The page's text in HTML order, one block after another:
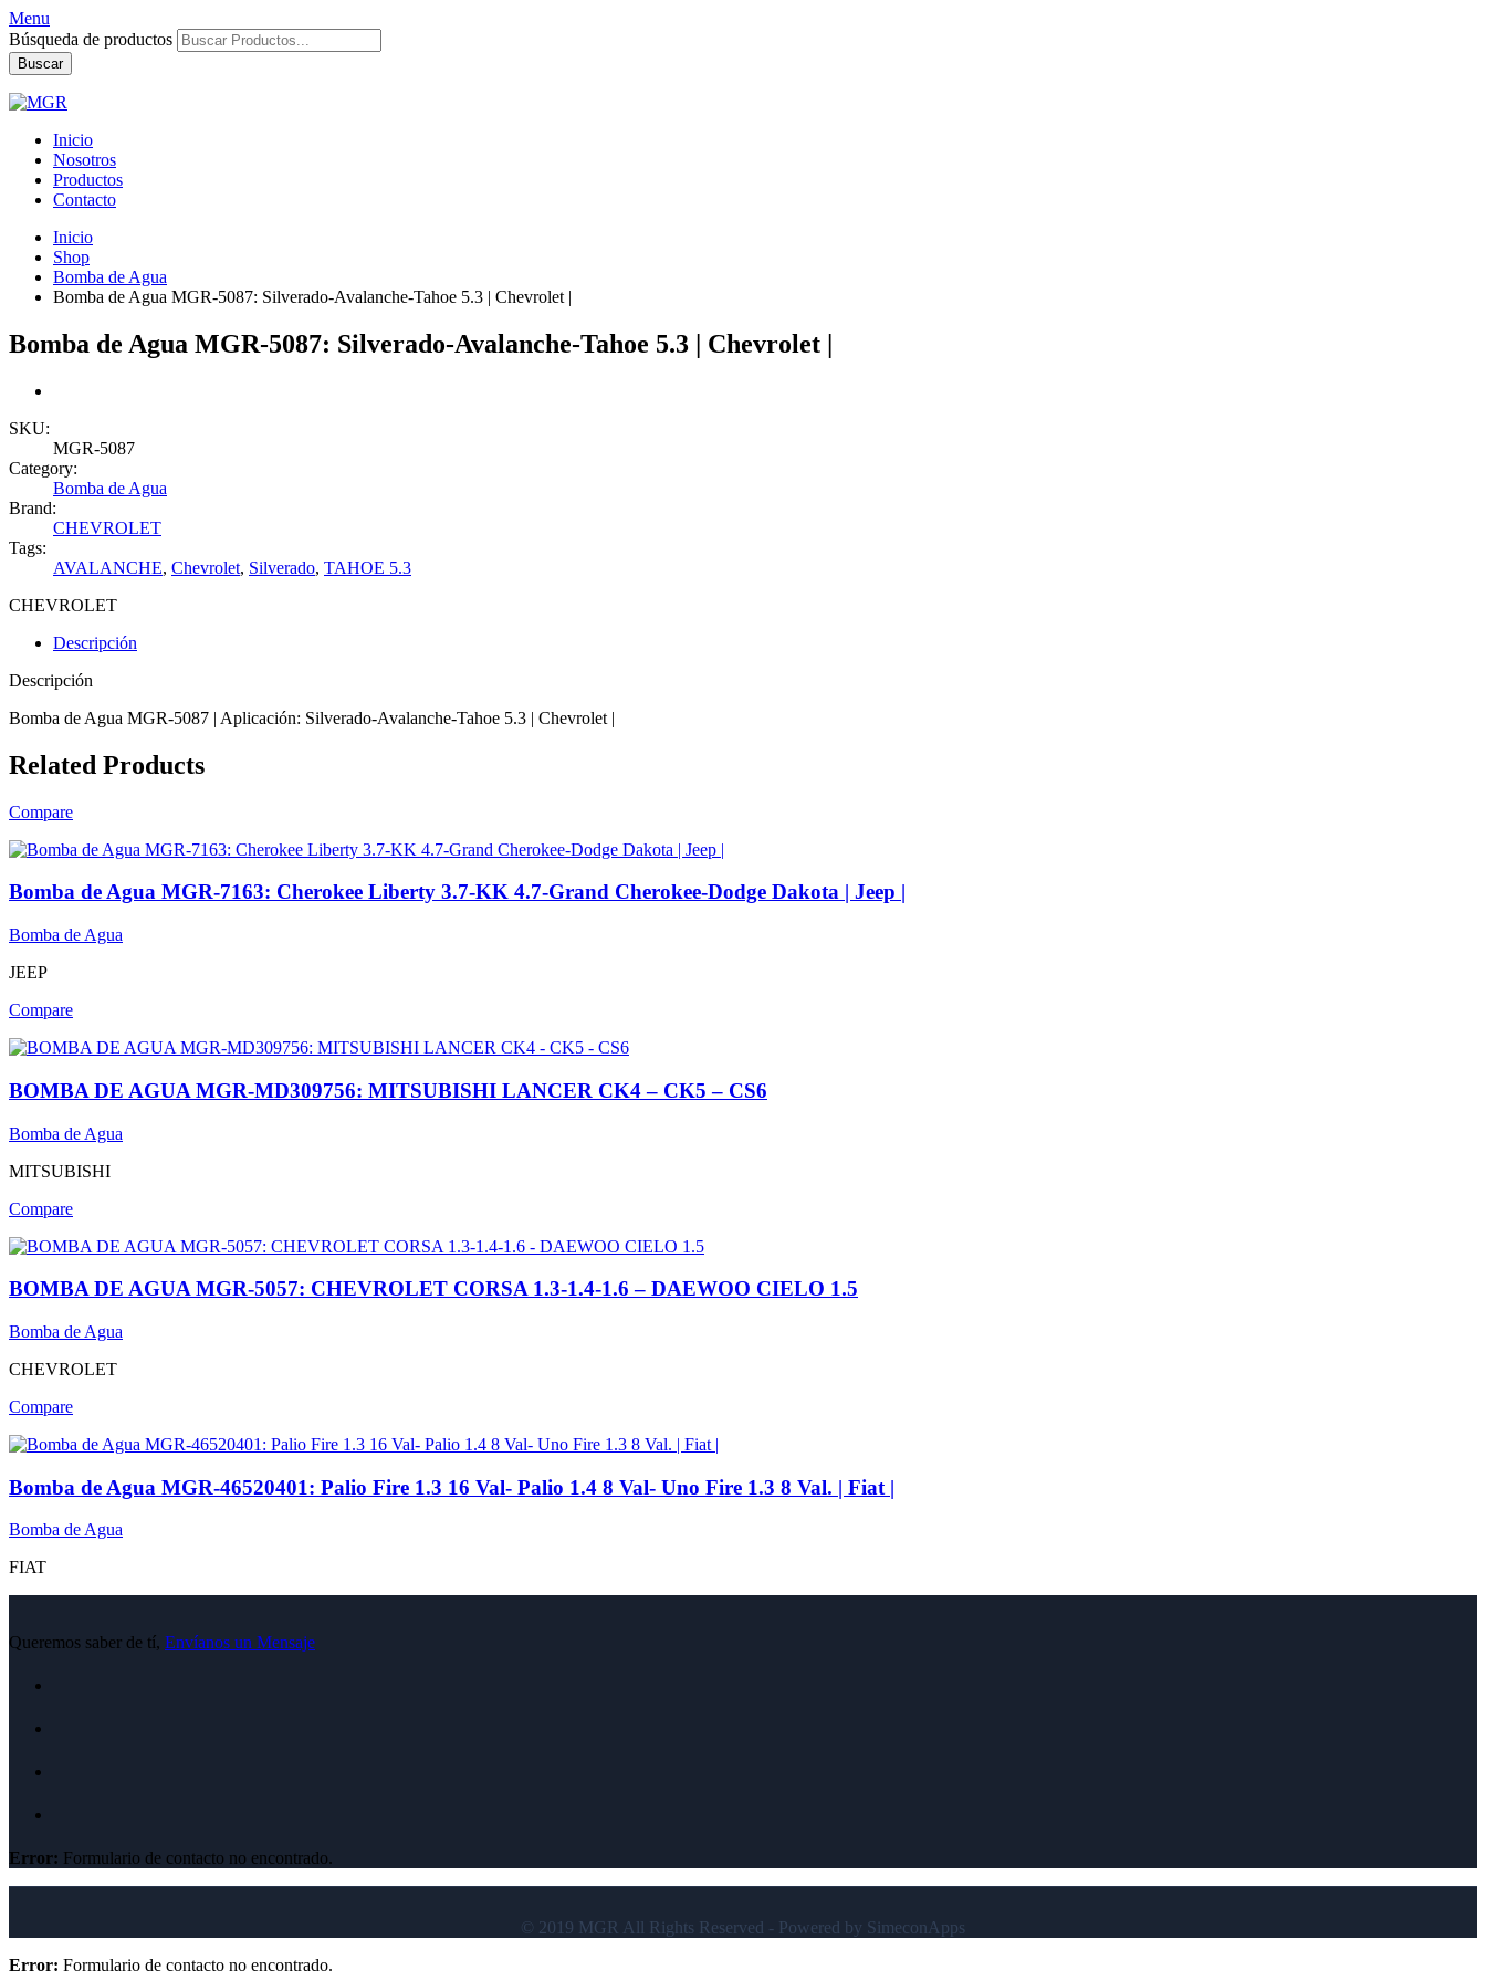
Menu
Búsqueda de productos
Buscar
Inicio
Nosotros
Productos
Contacto
Inicio
Shop
Bomba de Agua
Bomba de Agua MGR-5087: Silverado-Avalanche-Tahoe 5.3 | Chevrolet |
Bomba de Agua MGR-5087: Silverado-Avalanche-Tahoe 5.3 | Chevrolet |
SKU:
MGR-5087
Category:
Bomba de Agua
Brand:
CHEVROLET
Tags:
AVALANCHE, Chevrolet, Silverado, TAHOE 5.3
CHEVROLET
Descripción
Descripción
Bomba de Agua MGR-5087 | Aplicación: Silverado-Avalanche-Tahoe 5.3 | Chevrolet |
Related Products
Compare
Bomba de Agua MGR-7163: Cherokee Liberty 3.7-KK 4.7-Grand Cherokee-Dodge Dakota | Jeep |
Bomba de Agua
JEEP
Compare
BOMBA DE AGUA MGR-MD309756: MITSUBISHI LANCER CK4 – CK5 – CS6
Bomba de Agua
MITSUBISHI
Compare
BOMBA DE AGUA MGR-5057: CHEVROLET CORSA 1.3-1.4-1.6 – DAEWOO CIELO 1.5
Bomba de Agua
CHEVROLET
Compare
Bomba de Agua MGR-46520401: Palio Fire 1.3 16 Val- Palio 1.4 8 Val- Uno Fire 1.3 8 Val. | Fiat |
Bomba de Agua
FIAT
Queremos saber de tí, Envíanos un Mensaje
Error: Formulario de contacto no encontrado.
© 2019 MGR All Rights Reserved - Powered by SimeconApps
Error: Formulario de contacto no encontrado.